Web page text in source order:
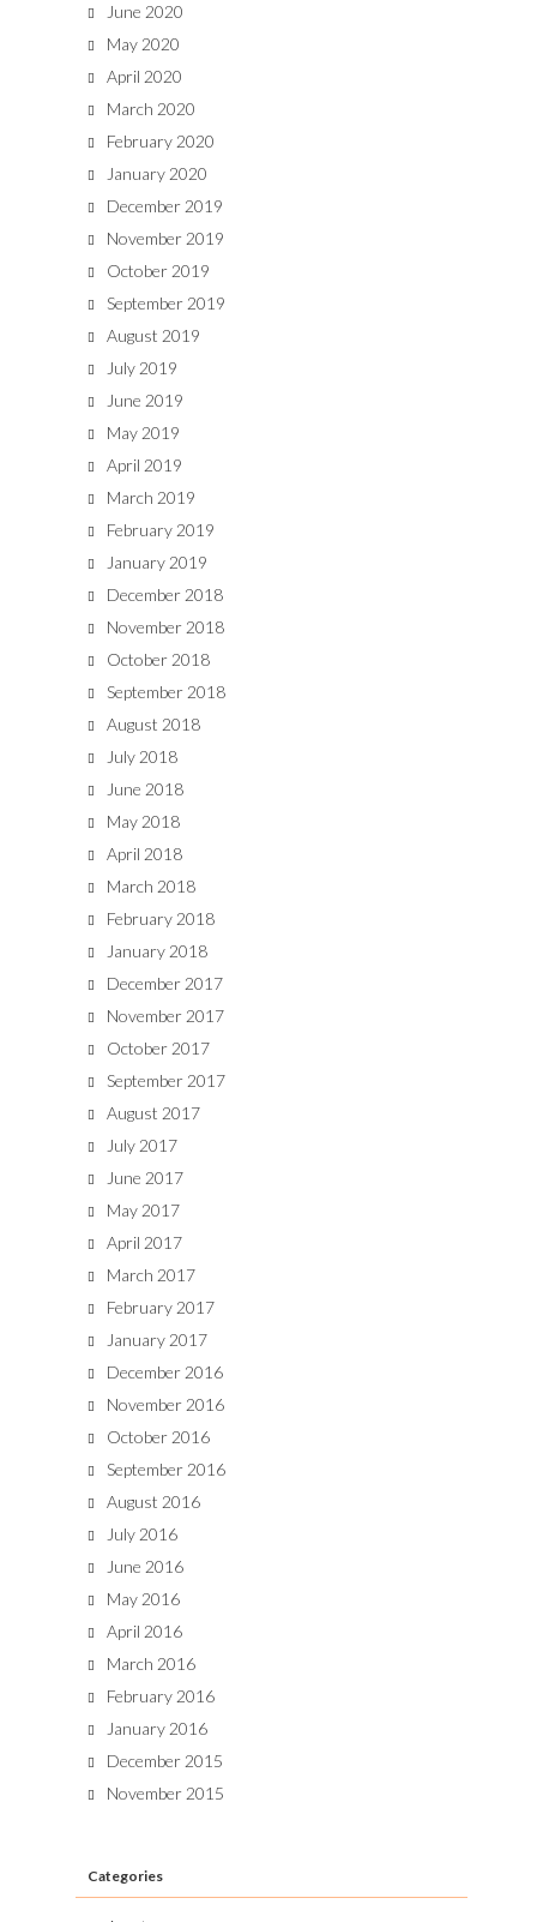
June 2020
May 2020
April 2020
March 2020
February 2020
January 2020
December 2019
November 2019
October 2019
September 2019
August 2019
July 2019
June 2019
May 2019
April 2019
March 2019
February 2019
January 2019
December 2018
November 2018
October 2018
September 2018
August 2018
July 2018
June 2018
May 2018
April 2018
March 2018
February 2018
January 2018
December 2017
November 2017
October 2017
September 2017
August 2017
July 2017
June 2017
May 2017
April 2017
March 2017
February 2017
January 2017
December 2016
November 2016
October 2016
September 2016
August 2016
July 2016
June 2016
May 2016
April 2016
March 2016
February 2016
January 2016
December 2015
November 2015
Categories